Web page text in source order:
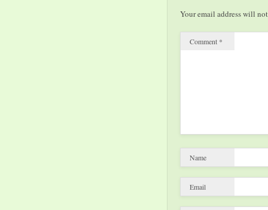
Your email address will
Comment *
Name
Email